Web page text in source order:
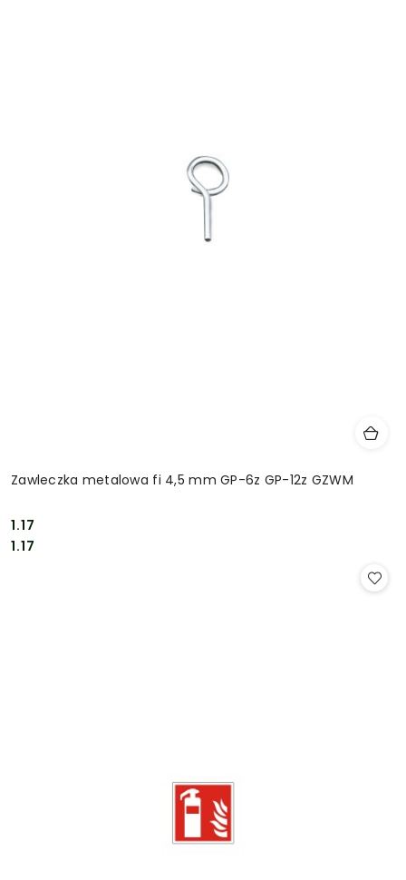
Zawleczka metalowa fi 4,5 mm GP-6z GP-12z GZWM
Cena:
1.17
Cena:
1.17